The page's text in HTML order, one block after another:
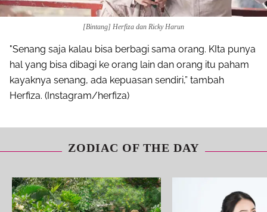
[Bintang] Herfiza dan Ricky Harun
"Senang saja kalau bisa berbagi sama orang. KIta punya
hal yang bisa dibagi ke orang lain dan orang itu paham
kayaknya senang, ada kepuasan sendiri,” tambah
Herfiza. (Instagram/herfiza)
ZODIAC OF THE DAY